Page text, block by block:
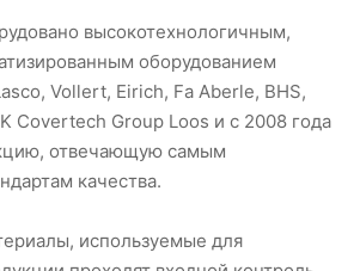
высокотехнологичным,
оборудованием
Vollert, Eirich, Fa Aberle, ВHS,
Covertech Group Loos и с 2008 года
отвечающую самым
качества.
используемые для